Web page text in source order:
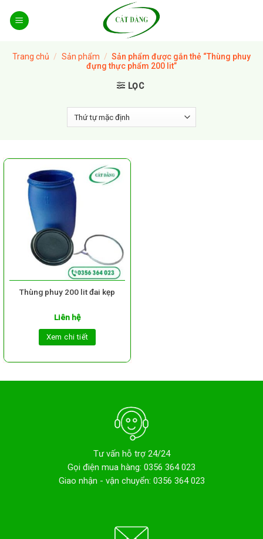
Trang chủ / Sản phẩm / Sản phẩm được gắn thẻ “Thùng phuy
đựng thực phẩm 200 lit”
LỌC
Thùng phuy 200 lit đai kẹp
Liên hệ
Xem chi tiết
Tư vấn hỗ trợ 24/24
Gọi điện mua hàng: 0356 364 023
Giao nhận - vận chuyển: 0356 364 023